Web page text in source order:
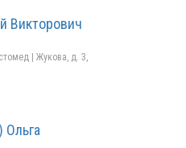
Викторович
| Жукова, д. 3,
Ольга